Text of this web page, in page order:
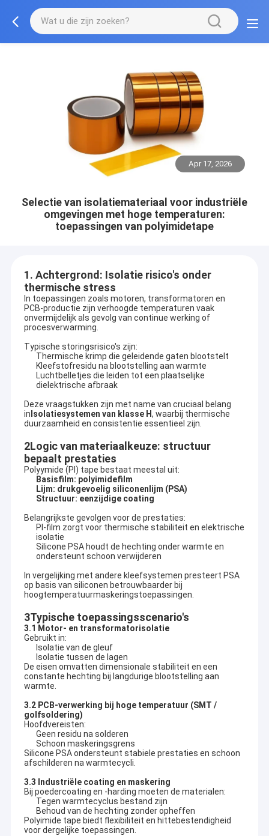
Apr 17, 2026
Selectie van isolatiemateriaal voor industriële
omgevingen met hoge temperaturen:
toepassingen van polyimidetape
1. Achtergrond: Isolatie risico's onder
thermische stress
In toepassingen zoals motoren, transformatoren en
PCB-productie zijn verhoogde temperaturen vaak
onvermijdelijk als gevolg van continue werking of
procesverwarming.
Typische storingsrisico's zijn:
Thermische krimp die geleidende gaten blootstelt
Kleefstofresidu na blootstelling aan warmte
Luchtbelletjes die leiden tot een plaatselijke
dielektrische afbraak
Deze vraagstukken zijn met name van cruciaal belang
in Isolatiesystemen van klasse H, waarbij thermische
duurzaamheid en consistentie essentieel zijn.
2Logic van materiaalkeuze: structuur
bepaalt prestaties
Polyymide (PI) tape bestaat meestal uit:
Basisfilm: polyimidefilm
Lijm: drukgevoelig siliconenlijm (PSA)
Structuur: eenzijdige coating
Belangrijkste gevolgen voor de prestaties:
PI-film zorgt voor thermische stabiliteit en elektrische
isolatie
Silicone PSA houdt de hechting onder warmte en
ondersteunt schoon verwijderen
In vergelijking met andere kleefsystemen presteert PSA
op basis van siliconen betrouwbaarder bij
hoogtemperatuurmaskeringstoepassingen.
3Typische toepassingsscenario's
3.1 Motor- en transformatorisolatie
Gebruikt in:
Isolatie van de gleuf
Isolatie tussen de lagen
De eisen omvatten dimensionale stabiliteit en een
constante hechting bij langdurige blootstelling aan
warmte.
3.2 PCB-verwerking bij hoge temperatuur (SMT /
golfsoldering)
Hoofdvereisten:
Geen residu na solderen
Schoon maskeringsgrens
Silicone PSA ondersteunt stabiele prestaties en schoon
afschilderen na warmtecycli.
3.3 Industriële coating en maskering
Bij poedercoating en -harding moeten de materialen:
Tegen warmtecyclus bestand zijn
Behoud van de hechting zonder opheffen
Polyimide tape biedt flexibiliteit en hittebestendigheid
voor dergelijke toepassingen.